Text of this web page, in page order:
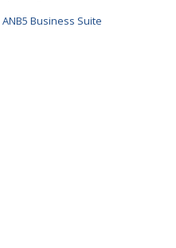
ANB5 Business Suite